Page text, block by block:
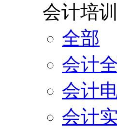
会计培训
全部
会计
会计
会计